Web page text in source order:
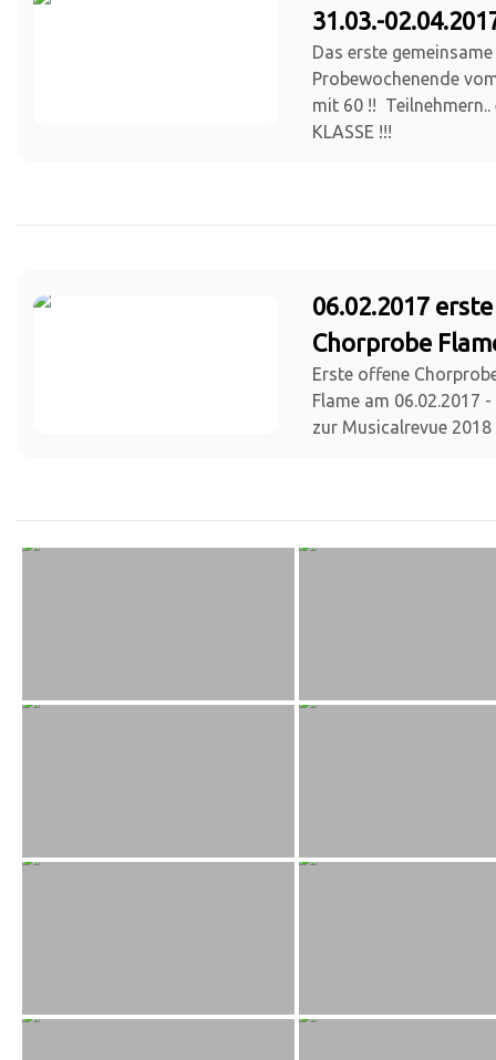
31.03.-
Das erste
Probewochenende
mit 60 !!
KLASSE !!!
06.02.2017
Chorprobe
Erste offene
Flame am 06.02.2017
zur Musicalrevue 2018